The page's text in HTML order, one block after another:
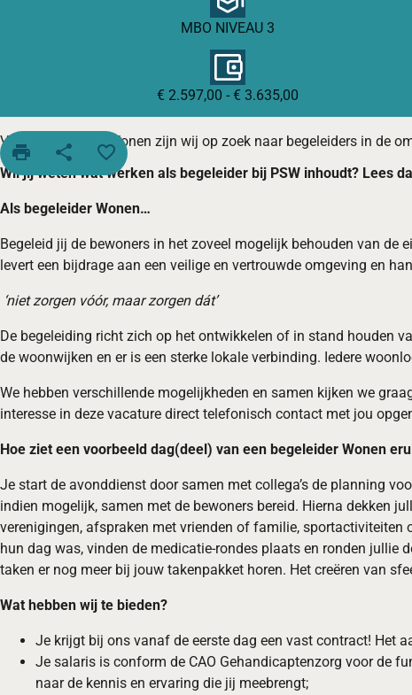
MBO NIVEAU 3
€ 2.597,00 - € 3.635,00
print share favorite_border
Voor onze sector Wonen zijn wij op zoek naar begeleiders in de
Wil jij weten wat werken als begeleider bij PSW inhoudt? Lees
Als begeleider Wonen…
Begeleid jij de bewoners in het zoveel mogelijk behouden van
levert een bijdrage aan een veilige en vertrouwde omgeving en
‘niet zorgen vóór, maar zorgen dát’
De begeleiding richt zich op het ontwikkelen of in stand houden
de woonwijken en er is een sterke lokale verbinding. Iedere
We hebben verschillende mogelijkheden en samen kijken we
interesse in deze vacature direct telefonisch contact met jou
Hoe ziet een voorbeeld dag(deel) van een begeleider Wonen
Je start de avonddienst door samen met collega’s de planning
indien mogelijk, samen met de bewoners bereid. Hierna dekken
verenigingen, afspraken met vrienden of familie, sportactiviteiten
hun dag was, vinden de medicatie-rondes plaats en ronden
taken er nog meer bij jouw takenpakket horen. Het creëren van
Wat hebben wij te bieden?
Je krijgt bij ons vanaf de eerste dag een vast contract! Het
Je salaris is conform de CAO Gehandicaptenzorg voor de
naar de kennis en ervaring die jij meebrengt;